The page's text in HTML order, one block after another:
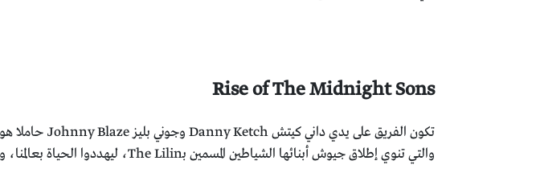
Rise of The Midnight Sons
والتي تنوي إطلاق جيوش أبنائها الشياطين المسمين بـThe Lilin، ليهددوا الحياة بعالمنا، ويسيطروا على الأرض.